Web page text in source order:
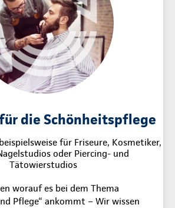
die Schönheitspflege
für Friseure, Kosmetiker,
oder Piercing- und
Tätowierstudios
worauf es bei dem Thema
Pflege“ ankommt – Wir wissen